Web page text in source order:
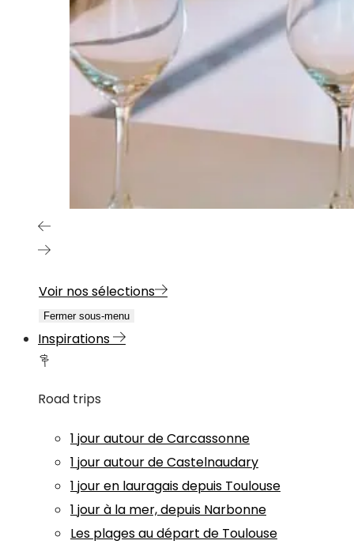
Voir nos sélections
Fermer sous-menu
Inspirations
Road trips
1 jour autour de Carcassonne
1 jour autour de Castelnaudary
1 jour en lauragais depuis Toulouse
1 jour à la mer, depuis Narbonne
Les plages au départ de Toulouse